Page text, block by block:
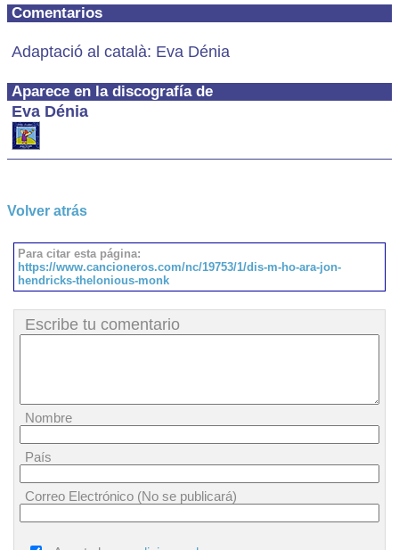
Comentarios
Adaptació al català: Eva Dénia
Aparece en la discografía de
Eva Dénia
Volver atrás
Para citar esta página:
https://www.cancioneros.com/nc/19753/1/dis-m-ho-ara-jon-
hendricks-thelonious-monk
Escribe tu comentario
Nombre
País
Correo Electrónico (No se publicará)